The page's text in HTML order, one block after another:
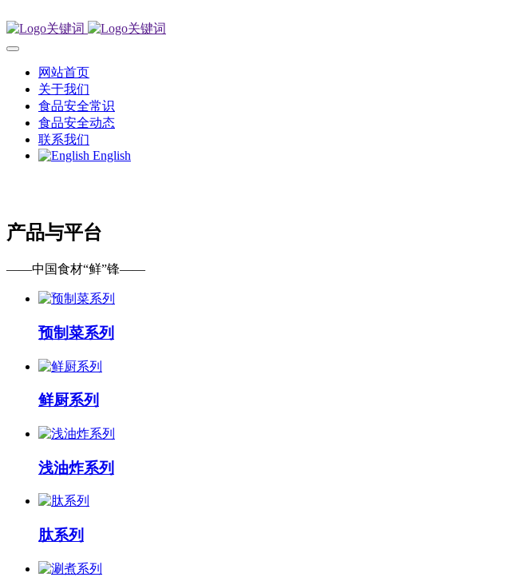
网站首页
关于我们
食品安全常识
食品安全动态
联系我们
English
产品与平台
——中国食材“鲜”锋——
预制菜系列
鲜厨系列
浅油炸系列
肽系列